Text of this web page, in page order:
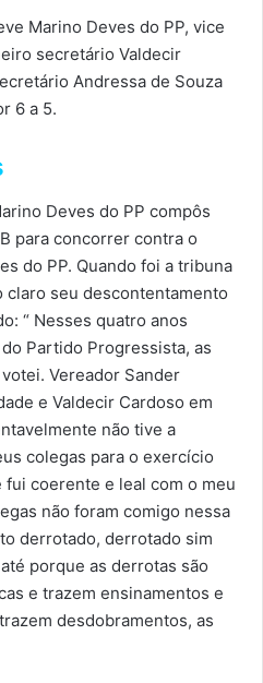
Marino Deves do PP, vice
secretário Valdecir
Andressa de Souza
6 a 5.
Deves do PP compôs
para concorrer contra o
do PP. Quando foi a tribuna
seu descontentamento
“ Nesses quatro anos
Partido Progressista, as
Vereador Sander
e Valdecir Cardoso em
não tive a
colegas para o exercício
coerente e leal com o meu
não foram comigo nessa
derrotado, derrotado sim
porque as derrotas são
e trazem ensinamentos e
desdobramentos, as